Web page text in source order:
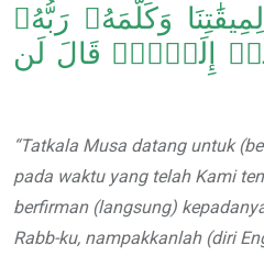
وَكَلَّمَهُۥ رَبُّهُۥ
إِلَيۡكَۚ قَالَ لَن
“Tatkala Musa datang untuk
pada waktu yang telah Kami
berfirman (langsung)
Rabb-ku, nampakkanlah (diri